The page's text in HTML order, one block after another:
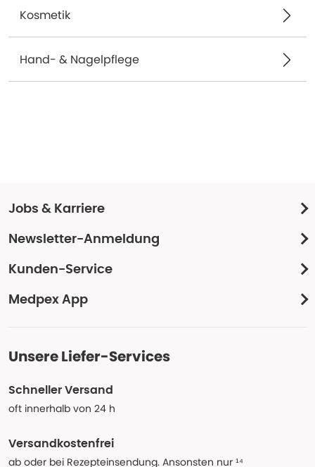
Kosmetik
Hand- & Nagelpflege
Jobs & Karriere
Newsletter-Anmeldung
Kunden-Service
Medpex App
Unsere Liefer-Services
Schneller Versand
oft innerhalb von 24 h
Versandkostenfrei
ab oder bei Rezepteinsendung. Ansonsten nur ¹⁴